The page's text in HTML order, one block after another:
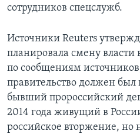
сотрудников спецслужб.
Источники Reuters
планировала смену власти
по сообщениям
правительство должен был
бывший пророссийский
2014 года живущий в
российское вторжение, но